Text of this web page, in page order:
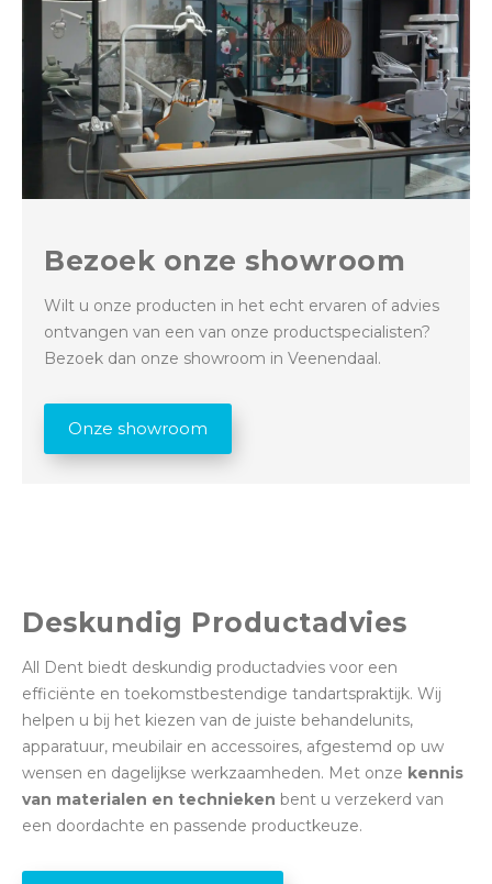
Bezoek onze showroom
Wilt u onze producten in het echt ervaren of advies
ontvangen van een van onze productspecialisten?
Bezoek dan onze showroom in Veenendaal.
Onze showroom
Deskundig Productadvies
All Dent biedt deskundig productadvies voor een
efficiënte en toekomstbestendige tandartspraktijk. Wij
helpen u bij het kiezen van de juiste behandelunits,
apparatuur, meubilair en accessoires, afgestemd op uw
wensen en dagelijkse werkzaamheden. Met onze kennis
van materialen en technieken bent u verzekerd van
een doordachte en passende productkeuze.